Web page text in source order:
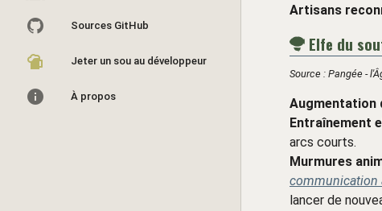
Sources GitHub
Jeter un sou au développeur
À propos
Artisans
Elfe du
Source : Pangée -
Augmentation
Entraînement
arcs courts.
Murmures
communication
lancer de